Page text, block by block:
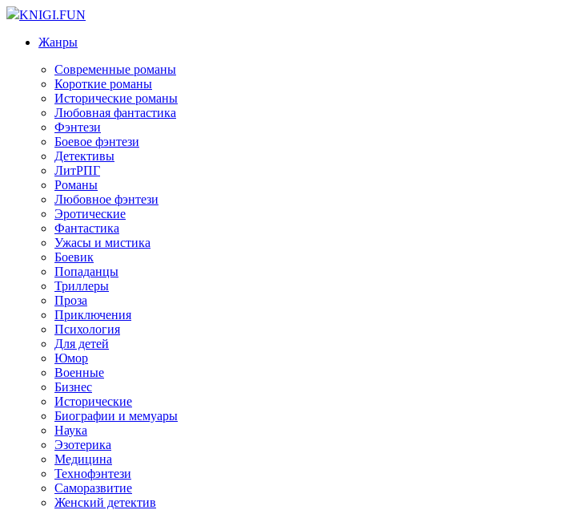
KNIGI.FUN
Жанры
Современные романы
Короткие романы
Исторические романы
Любовная фантастика
Фэнтези
Боевое фэнтези
Детективы
ЛитРПГ
Романы
Любовное фэнтези
Эротические
Фантастика
Ужасы и мистика
Боевик
Попаданцы
Триллеры
Проза
Приключения
Психология
Для детей
Юмор
Военные
Бизнес
Исторические
Биографии и мемуары
Наука
Эзотерика
Медицина
Технофэнтези
Саморазвитие
Женский детектив